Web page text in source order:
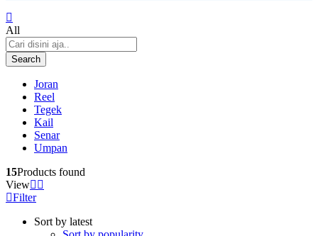
All
Search
Joran
Reel
Tegek
Kail
Senar
Umpan
15Products found
View
Filter
Sort by latest